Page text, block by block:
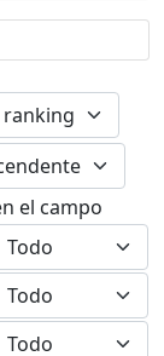
el campo